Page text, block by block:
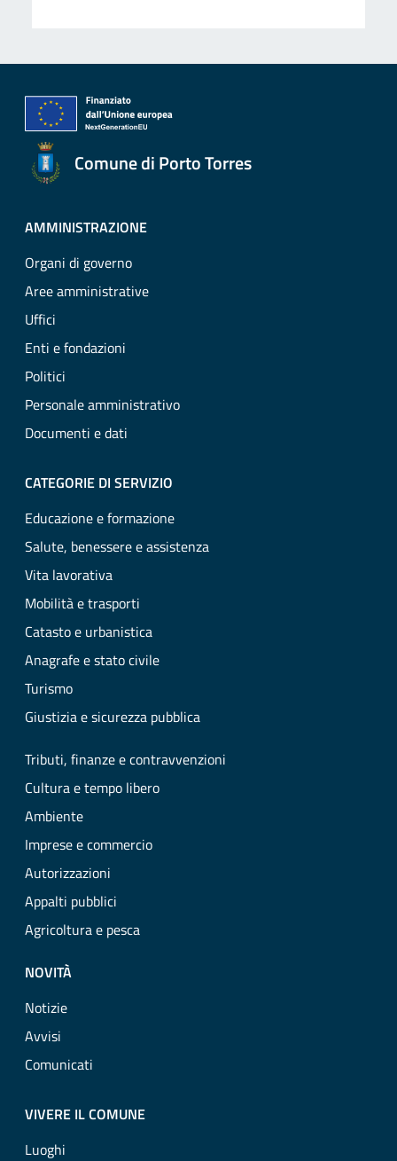
Comune di Porto Torres
AMMINISTRAZIONE
Organi di governo
Aree amministrative
Uffici
Enti e fondazioni
Politici
Personale amministrativo
Documenti e dati
CATEGORIE DI SERVIZIO
Educazione e formazione
Salute, benessere e assistenza
Vita lavorativa
Mobilità e trasporti
Catasto e urbanistica
Anagrafe e stato civile
Turismo
Giustizia e sicurezza pubblica
Tributi, finanze e contravvenzioni
Cultura e tempo libero
Ambiente
Imprese e commercio
Autorizzazioni
Appalti pubblici
Agricoltura e pesca
NOVITÀ
Notizie
Avvisi
Comunicati
VIVERE IL COMUNE
Luoghi